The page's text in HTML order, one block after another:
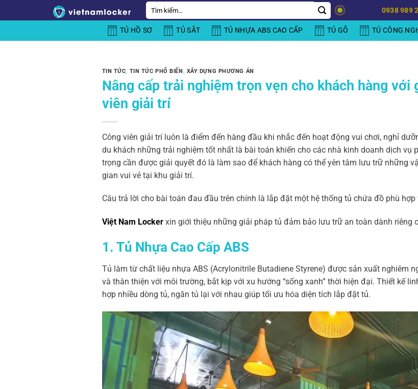
qua
dung
Tìm
kiếm:
0938 989
TỦ HỒ SƠ TỦ SẮT TỦ NHỰA ABS CAO CẤP TỦ GỖ TỦ CÔNG
TIN TỨC, TIN TỨC PHỔ BIẾN, XÂY DỰNG PHƯƠNG ÁN
Nâng cấp trải nghiệm trọn vẹn cho khách hàng
viên giải trí
Công viên giải trí luôn là điểm đến hàng đầu khi nhắc đến hoạt động vui chơi, nghỉ
du khách những trải nghiệm tốt nhất là bài toán khiến cho các nhà kinh doanh dịch vụ
trọng cần được giải quyết đó là làm sao để khách hàng có thể yên tâm lưu trữ những
gian vui vẻ tại khu giải trí.
Câu trả lời cho bài toán đau đầu trên chính là lắp đặt một hệ thống tủ chứa đồ phù
Việt Nam Lockerxin giới thiệu những giải pháp tủ đảm bảo lưu trữ an toàn dành riêng
1. Tủ Nhựa Cao Cấp ABS
Tủ làm từ chất liệu nhựa ABS (Acrylonitrile Butadiene Styrene) được sản xuất nghiêm
và thân thiện với môi trường, bắt kịp với xu hướng “sống xanh” thời hiện đại. Thiết kế
hợp nhiều dòng tủ, ngăn tủ lại với nhau giúp tối ưu hóa diện tích lắp đặt tủ.